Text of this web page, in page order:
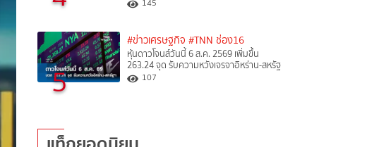
145
5
#ข่าวเศรษฐกิจ #TNN ช่อง16
หุ้นดาวโจนส์วันนี้ 6 ส.ค. 2569 เพิ่มขึ้น
263.24 จุด รับความหวังเจรจาอิหร่าน-สหรัฐ
107